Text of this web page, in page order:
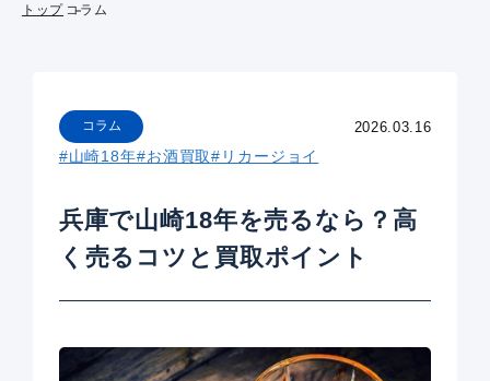
トップ コラム
2026.03.16
コラム
#山崎18年#お酒買取#リカージョイ
兵庫で山崎18年を売るなら？高
く売るコツと買取ポイント